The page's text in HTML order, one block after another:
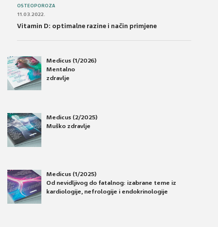
OSTEOPOROZA
11.03.2022.
Vitamin D: optimalne razine i način primjene
Medicus (1/2026)
Mentalno
zdravlje
Medicus (2/2025)
Muško zdravlje
Medicus (1/2025)
Od nevidljivog do fatalnog: izabrane teme iz
kardiologije, nefrologije i endokrinologije